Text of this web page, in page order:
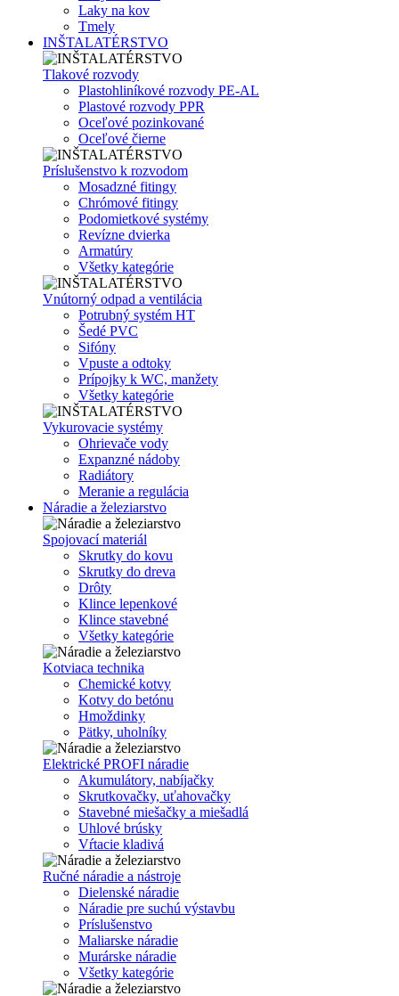
Laky na kov
Tmely
INŠTALATÉRSTVO
Tlakové rozvody
Plastohliníkové rozvody PE-AL
Plastové rozvody PPR
Oceľové pozinkované
Oceľové čierne
Príslušenstvo k rozvodom
Mosadzné fitingy
Chrómové fitingy
Podomietkové systémy
Revízne dvierka
Armatúry
Všetky kategórie
Vnútorný odpad a ventilácia
Potrubný systém HT
Šedé PVC
Sifóny
Vpuste a odtoky
Prípojky k WC, manžety
Všetky kategórie
Vykurovacie systémy
Ohrievače vody
Expanzné nádoby
Radiátory
Meranie a regulácia
Náradie a železiarstvo
Spojovací materiál
Skrutky do kovu
Skrutky do dreva
Drôty
Klince lepenkové
Klince stavebné
Všetky kategórie
Kotviaca technika
Chemické kotvy
Kotvy do betónu
Hmoždinky
Pätky, uholníky
Elektrické PROFI náradie
Akumulátory, nabíjačky
Skrutkovačky, uťahovačky
Stavebné miešačky a miešadlá
Uhlové brúsky
Vŕtacie kladivá
Ručné náradie a nástroje
Dielenské náradie
Náradie pre suchú výstavbu
Príslušenstvo
Maliarske náradie
Murárske náradie
Všetky kategórie